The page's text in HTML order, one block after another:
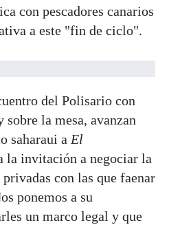
con pescadores canarios
a este "fin de ciclo".
del Polisario con
sobre la mesa, avanzan
saharaui a El
la invitación a negociar la
con las que faenar
ponemos a su
un marco legal y que